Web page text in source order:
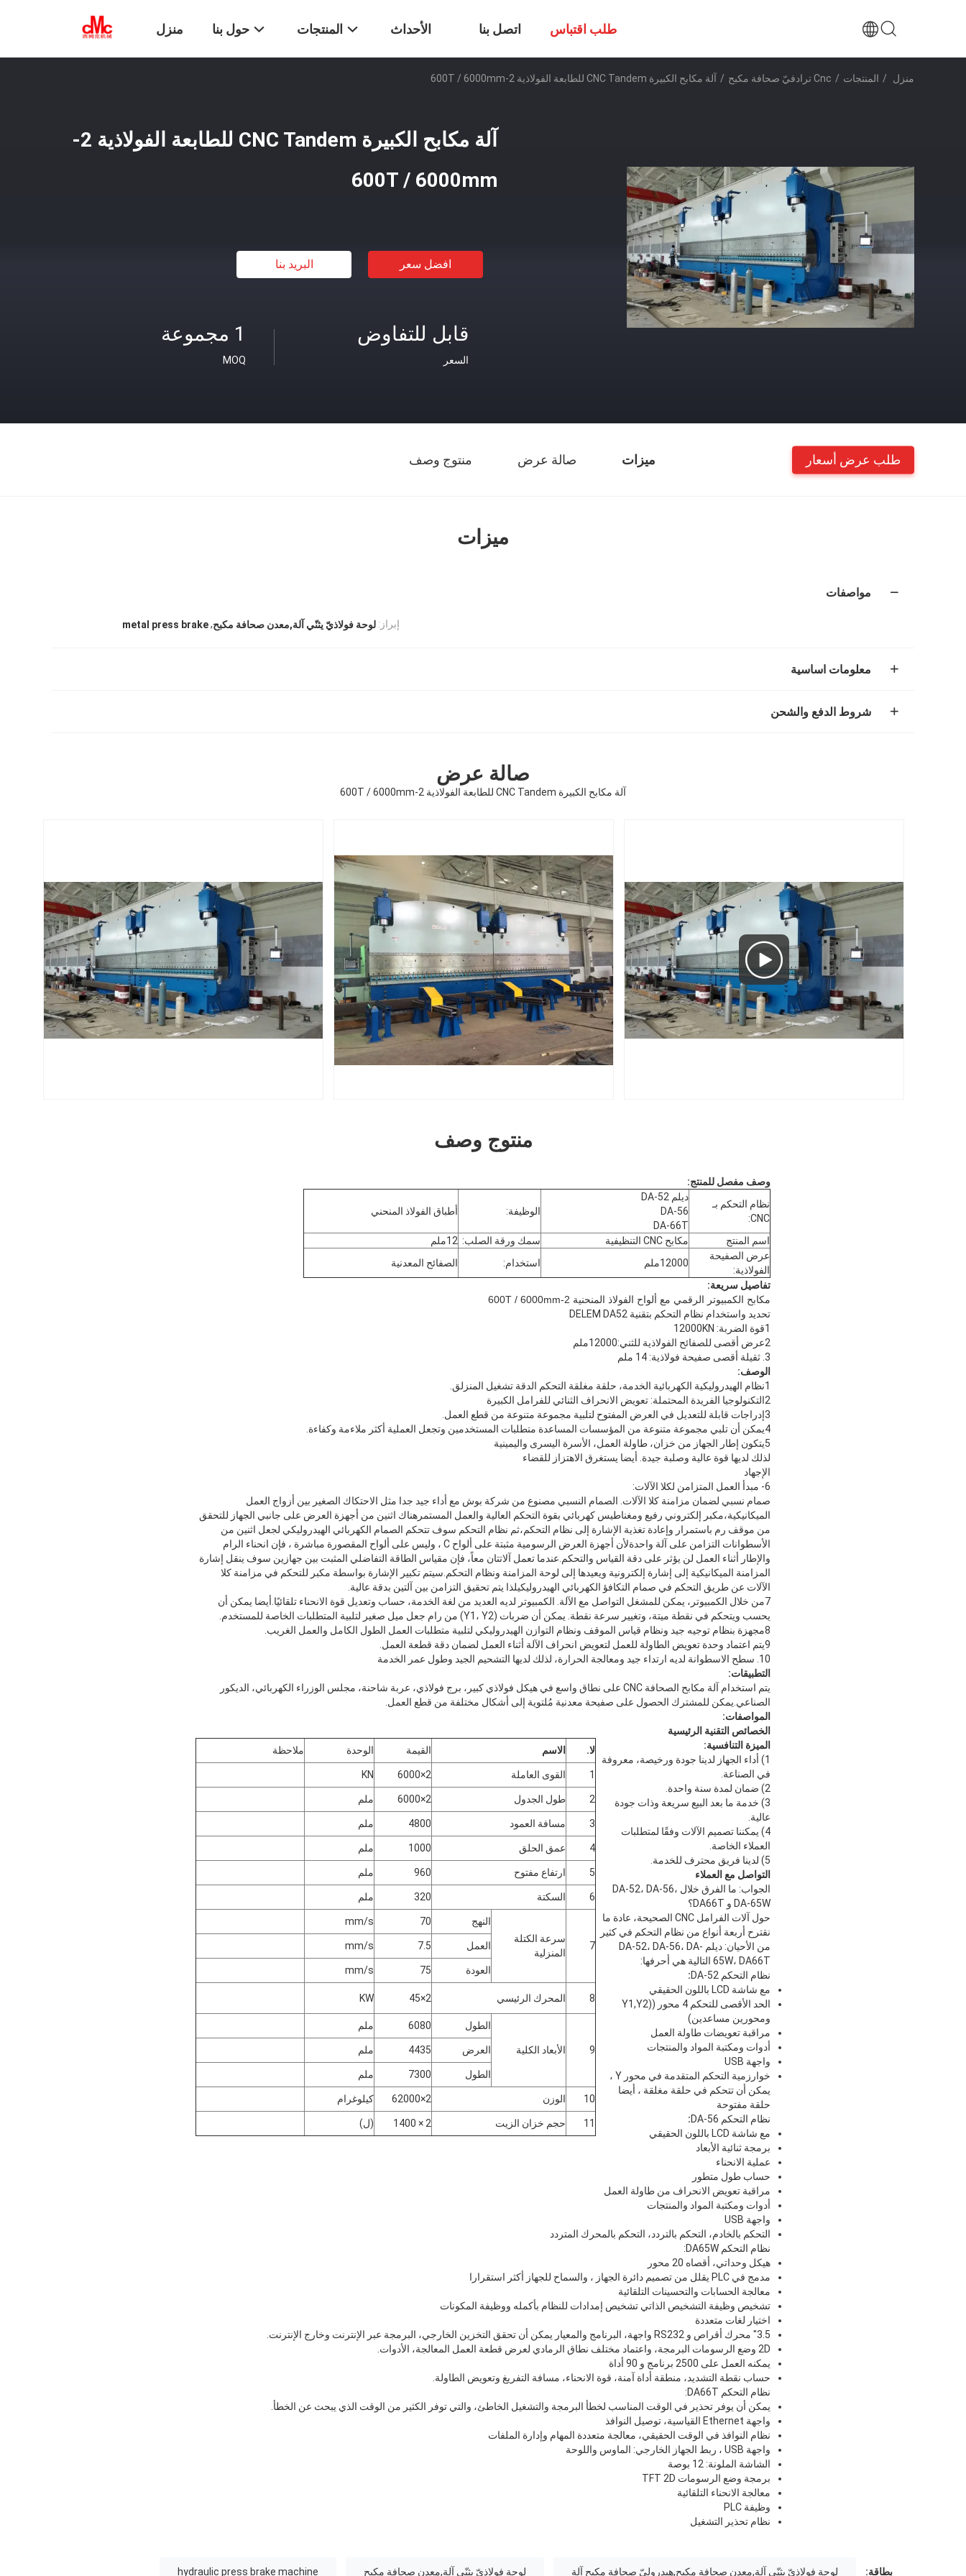
منزل حول بنا المنتجات الأحداث اتصل بنا طلب اقتباس
منزل / المنتجات / Cnc ترادفيّ صحافة مكبح / آلة مكابح الكبيرة CNC Tandem للطابعة الفولاذية 2-600T / 6000mm
آلة مكابح الكبيرة CNC Tandem للطابعة الفولاذية 2-
600T / 6000mm
افضل سعر البريد بنا
1 مجموعة
MOQ
قابل للتفاوض
السعر
ميزات صالة عرض منتوج وصف طلب عرض أسعار
ميزات
مواصفات
إبراز: لوحة فولاذيّ يثنّي آلة,معدن صحافة مكبح,
metal press brake
معلومات اساسية
شروط الدفع والشحن
صالة عرض
آلة مكابح الكبيرة CNC Tandem للطابعة الفولاذية 2-600T / 6000mm
منتوج وصف
وصف مفصل للمنتج:
نظام التحكم بـ
CNC:
ديلم DA-52
DA-56
DA-66T
الوظيفة: أطباق الفولاذ المنحني
اسم المنتج مكابح CNC التنظيفية سمك ورقة الصلب: 12ملم
عرض الصفيحة
الفولاذية:
12000ملم استخدام:
الصفائح المعدنية
تفاصيل سريعة:
مكابح الكمبيوتر الرقمي مع ألواح الفولاذ المنحنية 2-600T / 6000mm
تحديد واستخدام نظام التحكم بتقنية DELEM DA52
1قوة الضربة: 12000KN
2عرض أقصى للصفائح الفولاذية للثني:12000ملم
3. ثقيلة أقصى صفيحة فولاذية: 14 ملم
الوصف:
1نظام الهيدروليكية الكهربائية الخدمة، حلقة مغلقة التحكم الدقة تشغيل المنزلق.
2التكنولوجيا الفريدة المحتملة: تعويض الانحراف الثنائي للفرامل الكبيرة
3إدراجات قابلة للتعديل في العرض المفتوح لتلبية مجموعة متنوعة من قطع العمل.
4يمكن أن تلبي مجموعة متنوعة من المؤسسات المساعدة متطلبات المستخدمين وتجعل العملية أكثر ملاءمة وكفاءة.
5يتكون إطار الجهاز من خزان، طاولة العمل، الأسرة اليسرى واليمينية
لذلك لديها قوة عالية وصلبة جيدة. أيضا يستغرق الاهتزاز للقضاء
الإجهاد
6- مبدأ العمل المتزامن لكلا الآلات:
صمام نسبي لضمان مزامنة كلا الآلات. الصمام النسبي مصنوع من شركة بوش مع أداء جيد جدا مثل الاحتكاك الصغير بين أزواج العمل
الميكانيكية،مكبر إلكتروني رفيع ومغناطيس كهربائي بقوة التحكم العالية والعمل المستمرهناك اثنين من أجهزة العرض على جانبي الجهاز للتحقق
من موقف رم باستمرار وإعادة تغذية الإشارة إلى نظام التحكم،ثم نظام التحكم سوف تتحكم الصمام الكهربائي الهيدروليكي لجعل اثنين من
الأسطوانات التزامن على آلة واحدةلأن أجهزة العرض الرسومية مثبتة على ألواح C ، وليس على ألواح المقصورة مباشرة ، فإن انحناء الرام
والإطار أثناء العمل لن يؤثر على دقة القياس والتحكم.عندما تعمل آلاتتان معاً، فإن مقياس الطاقة التفاضلي المثبت بين جهازين سوف ينقل إشارة
المزامنة الميكانيكية إلى إشارة إلكترونية ويعيدها إلى لوحة المزامنة ونظام التحكم.سيتم تكبير الإشارة بواسطة مكبر للتحكم في مزامنة كلا
الآلات عن طريق التحكم في صمام التكافؤ الكهربائي الهيدروليكيلذا يتم تحقيق التزامن بين آلتين بدقة عالية.
7من خلال الكمبيوتر، يمكن للمشغل التواصل مع الآلة. الكمبيوتر لديه العديد من لغة الخدمة، حساب وتعديل قوة الانحناء تلقائيًا.أيضا يمكن أن
يحسب ويتحكم في نقطة ميتة، وتغيير سرعة نقطة. يمكن أن ضربات (Y1، Y2) من رام جعل ميل صغير لتلبية المتطلبات الخاصة للمستخدم.
8مجهزة بنظام توجيه جيد ونظام قياس الموقف ونظام التوازن الهيدروليكي لتلبية متطلبات العمل الطول الكامل والعمل الغريب.
9يتم اعتماد وحدة تعويض الطاولة للعمل لتعويض انحراف الآلة أثناء العمل لضمان دقة قطعة العمل.
10. سطح الاسطوانة لديه ارتداء جيد ومعالجة الحرارة، لذلك لديها التشحيم الجيد وطول عمر الخدمة
التطبيقات:
يتم استخدام آلة مكابح الصحافة CNC على نطاق واسع في هيكل فولاذي كبير، برج فولاذي، عربة شاحنة، مجلس الوزراء الكهربائي، الديكور
الصناعي.يمكن للمشترك الحصول على صفيحة معدنية مُلتوية إلى أشكال مختلفة من قطع العمل.
المواصفات:
الخصائص التقنية الرئيسية
لا.
الاسم القيمة الوحدة ملاحظة
1 القوى العاملة 2×6000
KN
2 طول الجدول 2×6000 ملم
3 مسافة العمود 4800 ملم
4 عمق الحلق 1000 ملم
5 ارتفاع مفتوح 960 ملم
6 السكتة 320 ملم
7
سرعة الكتلة
المنزلية
النهج 70
mm/s
العمل 7.5
mm/s
العودة 75
mm/s
8 المحرك الرئيسي 2×45
KW
9 الأبعاد الكلية
الطول 6080 ملم
العرض 4435 ملم
الطول 7300 ملم
10 الوزن 2×62000 كيلوغرام
11 حجم خزان الزيت 2 × 1400 (ل)
الميزة التنافسية:
1) أداء الجهاز لدينا جودة ورخيصة، معروفة
في الصناعة.
2) ضمان لمدة سنة واحدة.
3) خدمة ما بعد البيع سريعة وذات جودة
عالية.
4) يمكننا تصميم الآلات وفقًا لمتطلبات
العملاء الخاصة.
5) لدينا فريق محترف للخدمة.
التواصل مع العملاء
الجواب: ما الفرق خلال DA-52، DA-56،
DA-65W و DA66T؟
حول آلات الفرامل CNC الصحيحة، عادة ما
نقترح أربعة أنواع من نظام التحكم في كثير
من الأحيان: ديلم DA-52، DA-56، DA-
65W، DA66T التالية هي أحرفها:
نظام التحكم DA-52
:
مع شاشة LCD باللون الحقيقي
الحد الأقصى للتحكم 4 محور ((Y1,Y2
ومحورين مساعدين)
مراقبة تعويضات طاولة العمل
أدوات ومكتبة المواد والمنتجات
واجهة USB
خوارزمية التحكم المتقدمة في محور Y ،
يمكن أن تتحكم في حلقة مغلقة ، أيضا
حلقة مفتوحة
نظام التحكم DA-56
:
مع شاشة LCD باللون الحقيقي
برمجة ثنائية الأبعاد
عملية الانحناء
حساب طول متطور
مراقبة تعويض الانحراف من طاولة العمل
أدوات ومكتبة المواد والمنتجات
واجهة USB
التحكم بالخادم، التحكم بالتردد، التحكم بالمحرك المتردد
نظام التحكم DA65W:
هيكل وحداتي، أقصاه 20 محور
مدمج في PLC يقلل من تصميم دائرة الجهاز ، والسماح للجهاز أكثر استقرارا
معالجة الحسابات والتحسينات التلقائية
تشخيص وظيفة التشخيص الذاتي تشخيص إمدادات للنظام بأكمله ووظيفة المكونات
اختيار لغات متعددة
3.5" محرك أقراص و RS232 واجهة، البرنامج والمعيار يمكن أن تحقق التخزين الخارجي، البرمجة عبر الإنترنت وخارج الإنترنت.
2D وضع الرسومات البرمجة، واعتماد مختلف نطاق الرمادي لعرض قطعة العمل المعالجة، الأدوات.
يمكنه العمل على 2500 برنامج و 90 أداة
حساب نقطة التشديد، منطقة أداة آمنة، قوة الانحناء، مسافة التفريغ وتعويض الطاولة.
نظام التحكم DA66T:
يمكن أن يوفر تحذير في الوقت المناسب لخطأ البرمجة والتشغيل الخاطئ، والتي توفر الكثير من الوقت الذي يبحث عن الخطأ.
واجهة Ethernet القياسية، توصيل النوافذ
نظام النوافذ في الوقت الحقيقي، معالجة متعددة المهام وإدارة الملفات
واجهة USB ، ربط الجهاز الخارجي: الماوس واللوحة
الشاشة الملونة: 12 بوصة
برمجة وضع الرسومات TFT 2D
معالجة الانحناء التلقائية
وظيفة PLC
نظام تحذير التشغيل
بطاقة: لوحة فولاذيّ يثنّي آلة,معدن صحافة مكبح,هيدروليّ صحافة مكبح آلة لوحة فولاذيّ يثنّي آلة,معدن صحافة مكبح hydraulic press brake machine